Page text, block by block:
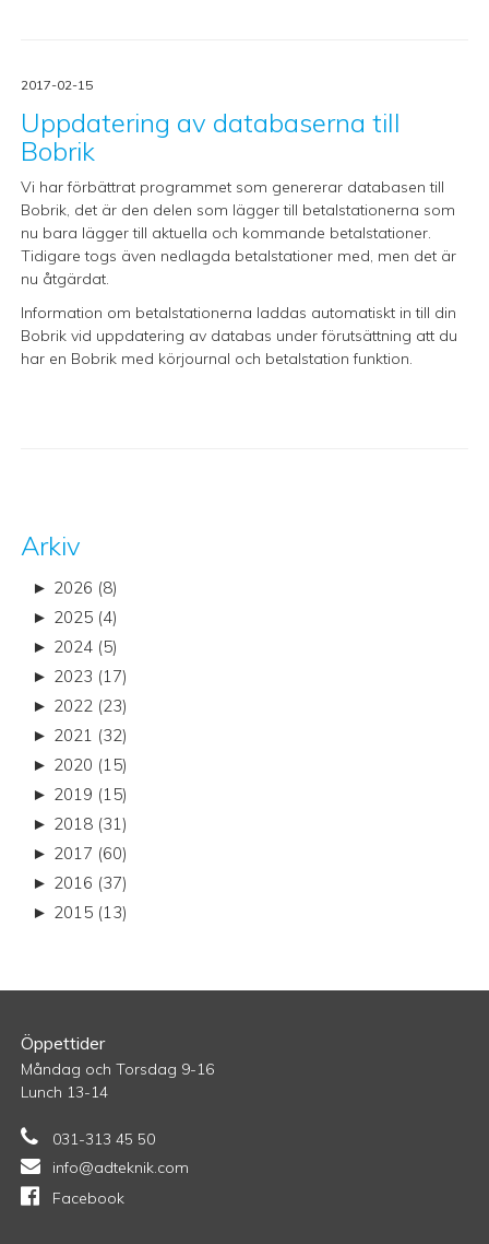
2017-02-15
Uppdatering av databaserna till
Bobrik
Vi har förbättrat programmet som genererar databasen till
Bobrik, det är den delen som lägger till betalstationerna som
nu bara lägger till aktuella och kommande betalstationer.
Tidigare togs även nedlagda betalstationer med, men det är
nu åtgärdat.
Information om betalstationerna laddas automatiskt in till din
Bobrik vid uppdatering av databas under förutsättning att du
har en Bobrik med körjournal och betalstation funktion.
Arkiv
► 2026 (8)
► 2025 (4)
► 2024 (5)
► 2023 (17)
► 2022 (23)
► 2021 (32)
► 2020 (15)
► 2019 (15)
► 2018 (31)
► 2017 (60)
► 2016 (37)
► 2015 (13)
Öppettider
Måndag och Torsdag 9-16
Lunch 13-14
031-313 45 50
info@adteknik.com
Facebook